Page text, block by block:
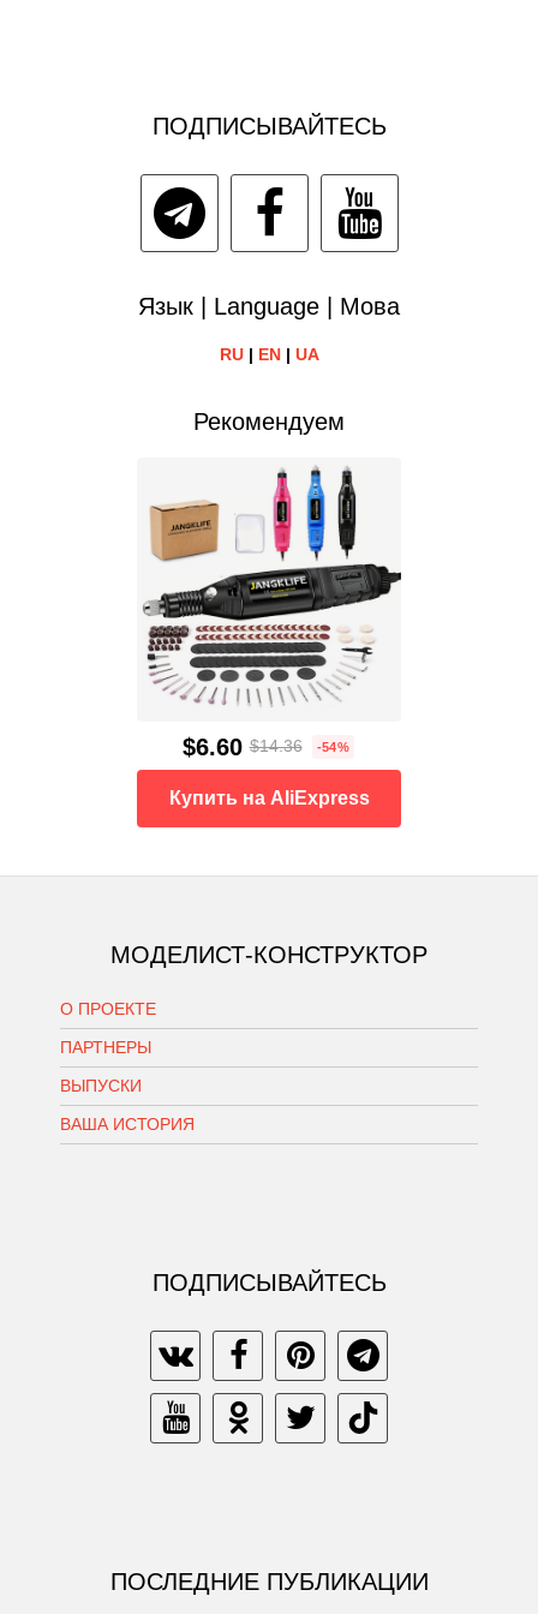
ПОДПИСЫВАЙТЕСЬ
Язык | Language | Мова
RU| EN| UA
Рекомендуем
$6.60 $14.36 -54%
Купить на AliExpress
МОДЕЛИСТ-КОНСТРУКТОР
О ПРОЕКТЕ
ПАРТНЕРЫ
ВЫПУСКИ
ВАША ИСТОРИЯ
ПОДПИСЫВАЙТЕСЬ
ПОСЛЕДНИЕ ПУБЛИКАЦИИ